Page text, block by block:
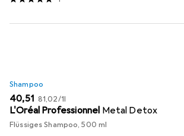
Shampoo
EUR
40,51 EUR
81,02/1l
L'Oréal Professionnel Metal Detox
Flüssiges Shampoo, 500 ml